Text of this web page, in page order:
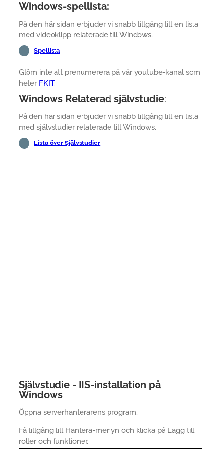
Windows-spellista:
På den här sidan erbjuder vi snabb tillgång till en lista
med videoklipp relaterade till Windows.
Spellista
Glöm inte att prenumerera på vår youtube-kanal som
heter FKIT.
Windows Relaterad självstudie:
På den här sidan erbjuder vi snabb tillgång till en lista
med självstudier relaterade till Windows.
Lista över Självstudier
Självstudie - IIS-installation på
Windows
Öppna serverhanterarens program.
Få tillgång till Hantera-menyn och klicka på Lägg till
roller och funktioner.